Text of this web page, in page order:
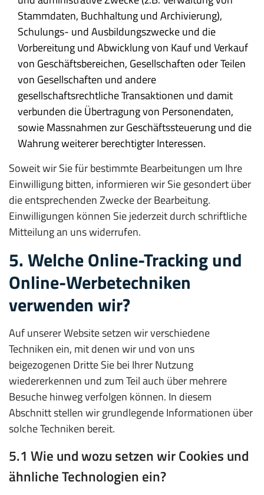
Stammdaten, Buchhaltung und Archivierung),
Schulungs- und Ausbildungszwecke und die
Vorbereitung und Abwicklung von Kauf und Verkauf
von Geschäftsbereichen, Gesellschaften oder Teilen
von Gesellschaften und andere
gesellschaftsrechtliche Transaktionen und damit
verbunden die Übertragung von Personendaten,
sowie Massnahmen zur Geschäftssteuerung und die
Wahrung weiterer berechtigter Interessen.
Soweit wir Sie für bestimmte Bearbeitungen um Ihre
Einwilligung bitten, informieren wir Sie gesondert über
die entsprechenden Zwecke der Bearbeitung.
Einwilligungen können Sie jederzeit durch schriftliche
Mitteilung an uns widerrufen.
5. Welche Online-Tracking und
Online-Werbetechniken
verwenden wir?
Auf unserer Website setzen wir verschiedene
Techniken ein, mit denen wir und von uns
beigezogenen Dritte Sie bei Ihrer Nutzung
wiedererkennen und zum Teil auch über mehrere
Besuche hinweg verfolgen können. In diesem
Abschnitt stellen wir grundlegende Informationen über
solche Techniken bereit.
5.1 Wie und wozu setzen wir Cookies und
ähnliche Technologien ein?